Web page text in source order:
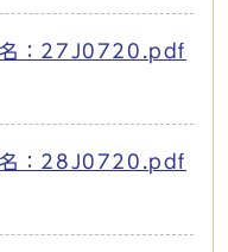
名：27J0720.pdf
名：28J0720.pdf